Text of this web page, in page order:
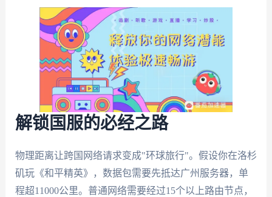
解锁国服的必经之路
物理距离让跨国网络请求变成"环球旅行"。假设你在洛杉
矶玩《和平精英》，数据包需要先抵达广州服务器，单
程超11000公里。普通网络需要经过15个以上路由节点，